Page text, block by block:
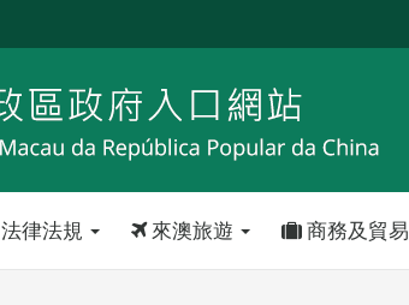
法律法規 來澳旅遊 商務及貿易